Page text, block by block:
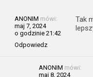
ANONIM mówi:
maj 7, 2024
o godzinie 21:42
Odpowiedz
Tak
ANONIM mówi:
maj 8, 2024